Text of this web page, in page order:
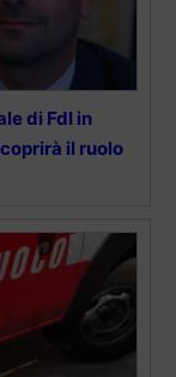
di FdI in
il ruolo